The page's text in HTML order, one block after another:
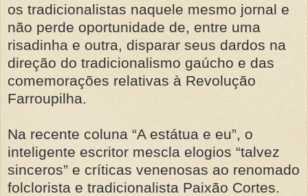
os tradicionalistas naquele mesmo jornal e
não perde oportunidade de, entre uma
risadinha e outra, disparar seus dardos na
direção do tradicionalismo gaúcho e das
comemorações relativas à Revolução
Farroupilha.
Na recente coluna “A estátua e eu”, o
inteligente escritor mescla elogios “talvez
sinceros” e críticas venenosas ao renomado
folclorista e tradicionalista Paixão Cortes.